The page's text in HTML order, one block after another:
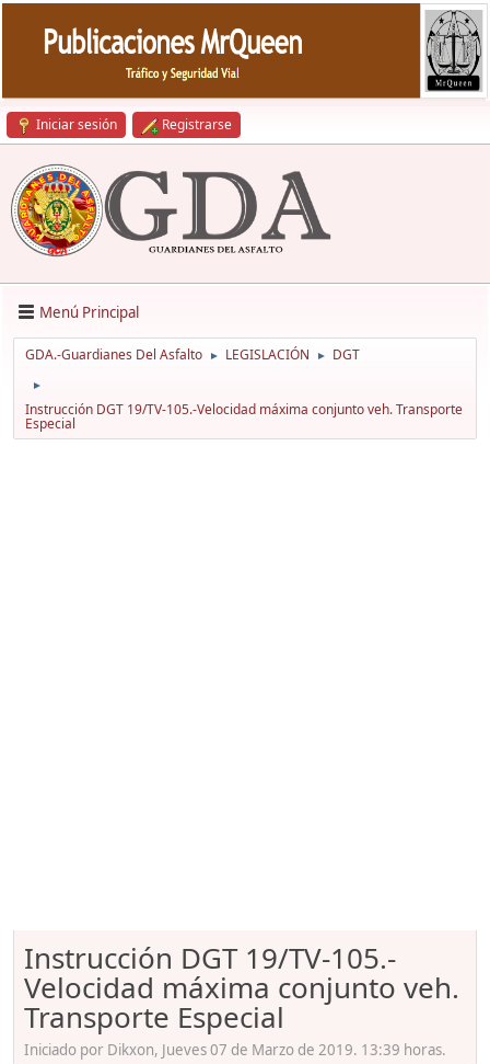
Iniciar sesión Registrarse
Menú Principal
GDA.-Guardianes Del Asfalto ► LEGISLACIÓN ► DGT
►
Instrucción DGT 19/TV-105.-Velocidad máxima conjunto veh. Transporte
Especial
Instrucción DGT 19/TV-105.-
Velocidad máxima conjunto veh.
Transporte Especial
Iniciado por Dikxon, Jueves 07 de Marzo de 2019. 13:39 horas.